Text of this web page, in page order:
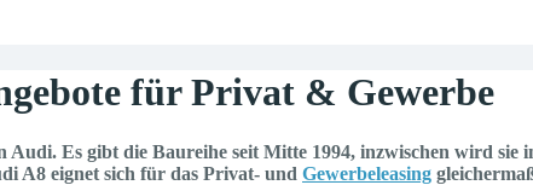
für Privat & Gewerbe
Es gibt die Baureihe seit Mitte 1994, inzwischen wird
A8 eignet sich für das Privat- und Gewerbeleasing